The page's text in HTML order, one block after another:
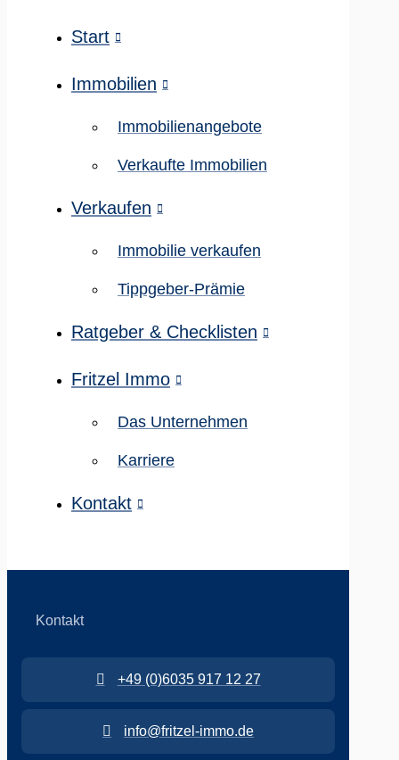
Start
Immobilien
Immobilienangebote
Verkaufte Immobilien
Verkaufen
Immobilie verkaufen
Tippgeber-Prämie
Ratgeber & Checklisten
Fritzel Immo
Das Unternehmen
Karriere
Kontakt
Kontakt
+49 (0)6035 917 12 27
info@fritzel-immo.de